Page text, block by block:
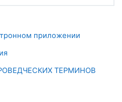
приложении
Page
ТЕРМИНОВ
Glossary